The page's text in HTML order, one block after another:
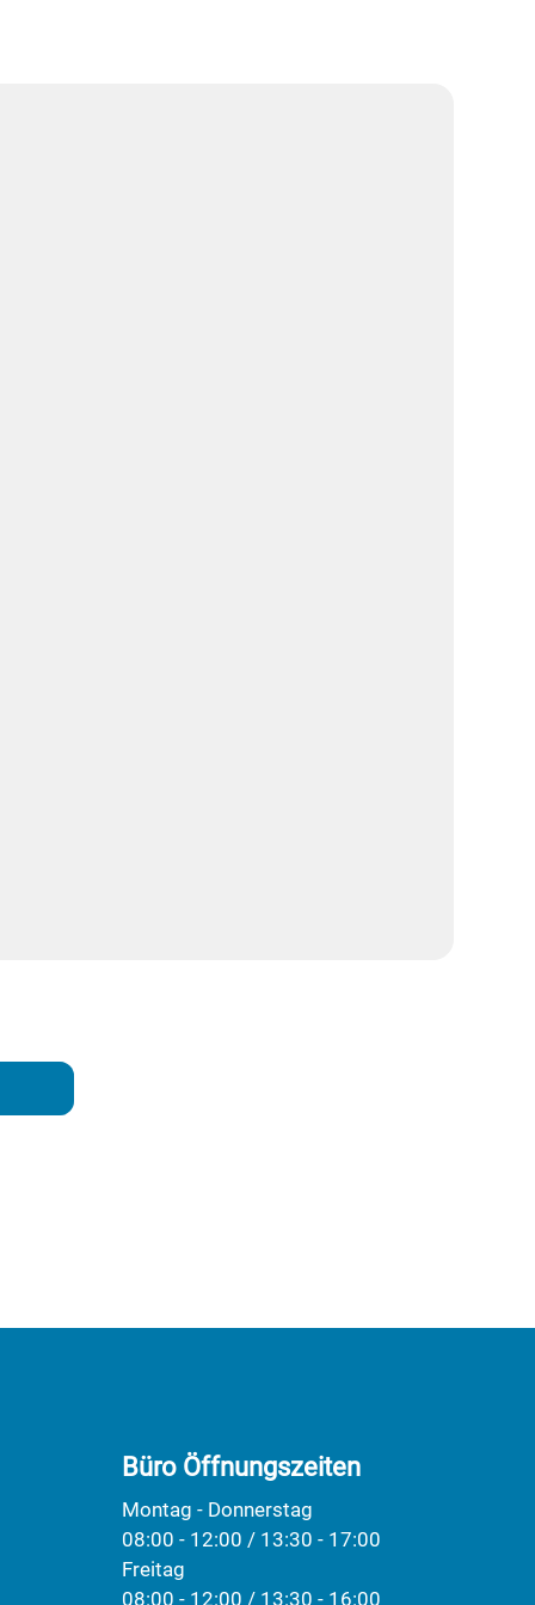
Büro Öffnungszeiten
Montag - Donnerstag
08:00 - 12:00 / 13:30 - 17:00
Freitag
08:00 - 12:00 / 13:30 - 16:00